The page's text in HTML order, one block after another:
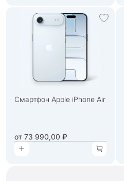
Смартфон Apple iPhone Air
от 73 990,00 ₽